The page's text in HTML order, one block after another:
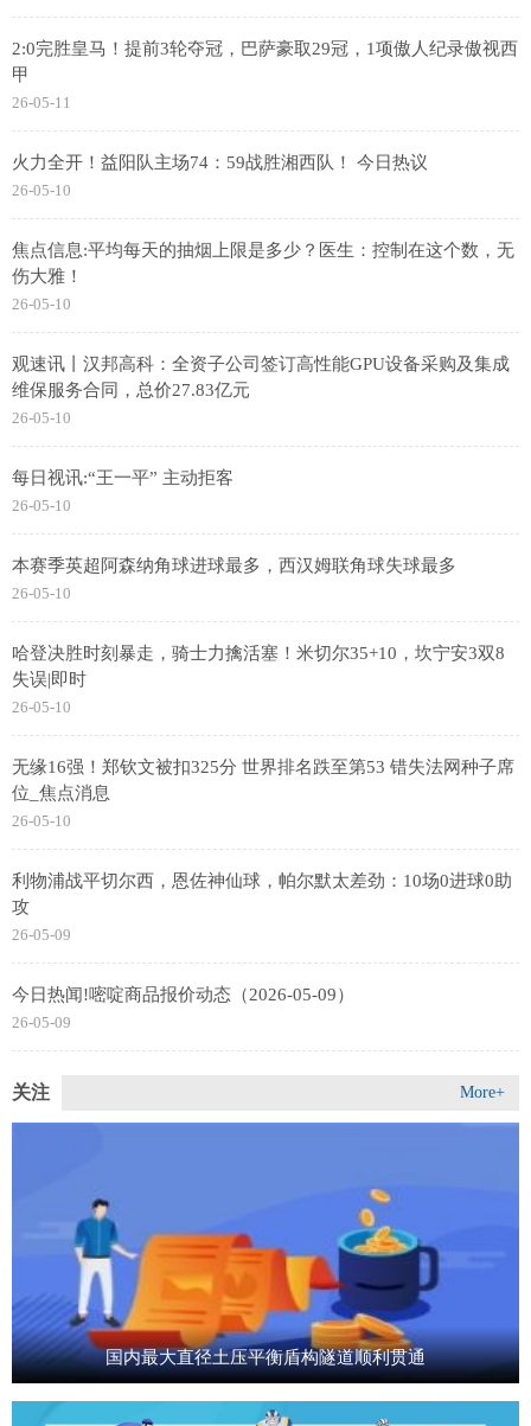
2:0完胜皇马！提前3轮夺冠，巴萨豪取29冠，1项傲人纪录傲视西
甲
26-05-11
火力全开！益阳队主场74：59战胜湘西队！ 今日热议
26-05-10
焦点信息:平均每天的抽烟上限是多少？医生：控制在这个数，无
伤大雅！
26-05-10
观速讯丨汉邦高科：全资子公司签订高性能GPU设备采购及集成
维保服务合同，总价27.83亿元
26-05-10
每日视讯:“王一平” 主动拒客
26-05-10
本赛季英超阿森纳角球进球最多，西汉姆联角球失球最多
26-05-10
哈登决胜时刻暴走，骑士力擒活塞！米切尔35+10，坎宁安3双8
失误|即时
26-05-10
无缘16强！郑钦文被扣325分 世界排名跌至第53 错失法网种子席
位_焦点消息
26-05-10
利物浦战平切尔西，恩佐神仙球，帕尔默太差劲：10场0进球0助
攻
26-05-09
今日热闻!嘧啶商品报价动态（2026-05-09）
26-05-09
关注 More+
国内最大直径土压平衡盾构隧道顺利贯通